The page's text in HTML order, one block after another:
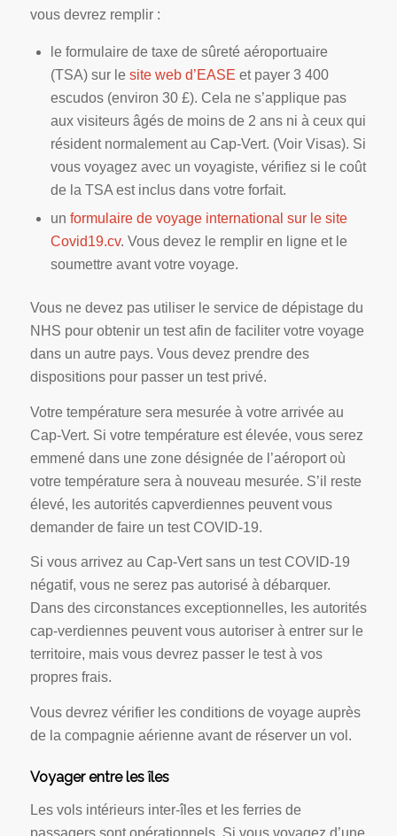
vous devrez remplir :
le formulaire de taxe de sûreté aéroportuaire
(TSA) sur le site web d’EASE et payer 3 400
escudos (environ 30 £). Cela ne s’applique pas
aux visiteurs âgés de moins de 2 ans ni à ceux qui
résident normalement au Cap-Vert. (Voir Visas). Si
vous voyagez avec un voyagiste, vérifiez si le coût
de la TSA est inclus dans votre forfait.
un formulaire de voyage international sur le site
Covid19.cv. Vous devez le remplir en ligne et le
soumettre avant votre voyage.
Vous ne devez pas utiliser le service de dépistage du
NHS pour obtenir un test afin de faciliter votre voyage
dans un autre pays. Vous devez prendre des
dispositions pour passer un test privé.
Votre température sera mesurée à votre arrivée au
Cap-Vert. Si votre température est élevée, vous serez
emmené dans une zone désignée de l’aéroport où
votre température sera à nouveau mesurée. S’il reste
élevé, les autorités capverdiennes peuvent vous
demander de faire un test COVID-19.
Si vous arrivez au Cap-Vert sans un test COVID-19
négatif, vous ne serez pas autorisé à débarquer.
Dans des circonstances exceptionnelles, les autorités
cap-verdiennes peuvent vous autoriser à entrer sur le
territoire, mais vous devrez passer le test à vos
propres frais.
Vous devrez vérifier les conditions de voyage auprès
de la compagnie aérienne avant de réserver un vol.
Voyager entre les îles
Les vols intérieurs inter-îles et les ferries de
passagers sont opérationnels. Si vous voyagez d’une